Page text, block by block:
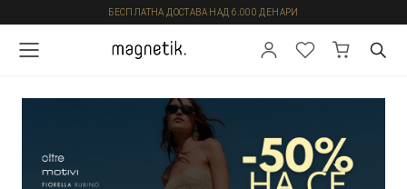
БЕСПЛАТНА ДОСТАВА НАД 6.000 ДЕНАРИ